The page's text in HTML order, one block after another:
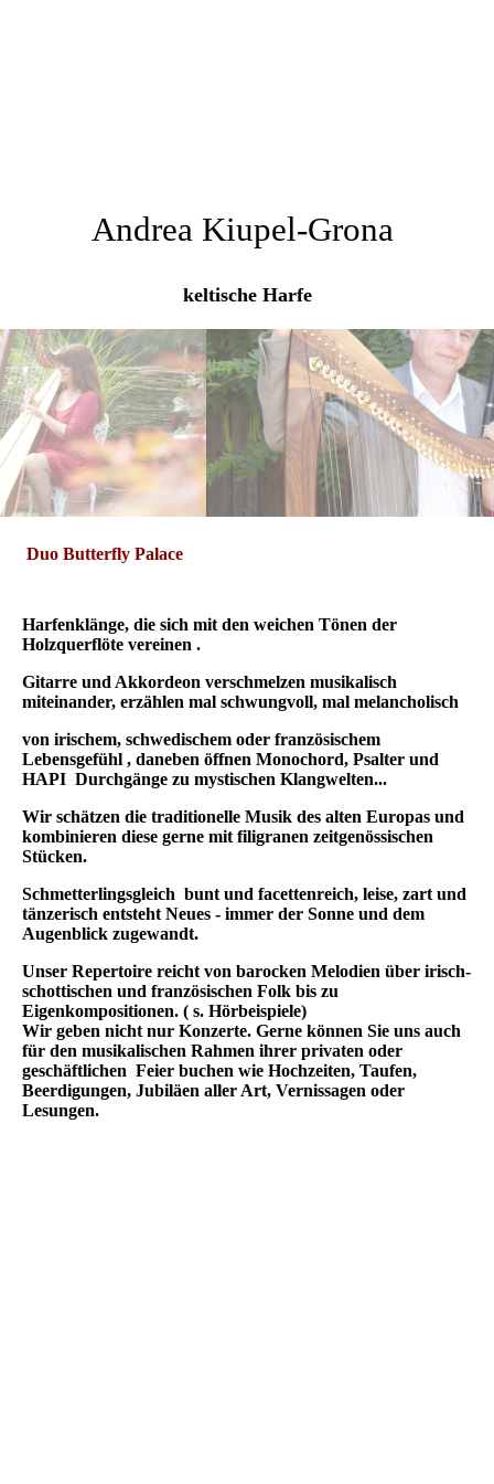
Andrea Kiupel-Grona
keltische Harfe
Duo Butterfly Palace
Harfenklänge, die sich mit den weichen Tönen der
Holzquerflöte vereinen .
Gitarre und Akkordeon verschmelzen musikalisch
miteinander, erzählen mal schwungvoll, mal melancholisch
von irischem, schwedischem oder französischem
Lebensgefühl , daneben öffnen Monochord, Psalter und
HAPI Durchgänge zu mystischen Klangwelten...
Wir schätzen die traditionelle Musik des alten Europas und
kombinieren diese gerne mit filigranen zeitgenössischen
Stücken.
Schmetterlingsgleich bunt und facettenreich, leise, zart und
tänzerisch entsteht Neues - immer der Sonne und dem
Augenblick zugewandt.
Unser Repertoire reicht von barocken Melodien über irisch-
schottischen und französischen Folk bis zu
Eigenkompositionen. ( s. Hörbeispiele)
Wir geben nicht nur Konzerte. Gerne können Sie uns auch
für den musikalischen Rahmen ihrer privaten oder
geschäftlichen Feier buchen wie Hochzeiten, Taufen,
Beerdigungen, Jubiläen aller Art, Vernissagen oder
Lesungen.